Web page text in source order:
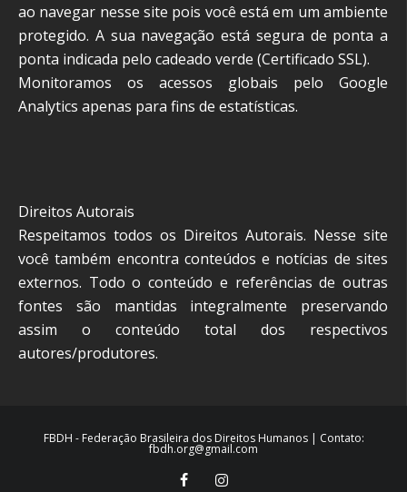
ao navegar nesse site pois você está em um ambiente
protegido. A sua navegação está segura de ponta a
ponta indicada pelo cadeado verde (Certificado SSL).
Monitoramos os acessos globais pelo Google
Analytics apenas para fins de estatísticas.
Direitos Autorais
Respeitamos todos os Direitos Autorais. Nesse site
você também encontra conteúdos e notícias de sites
externos. Todo o conteúdo e referências de outras
fontes são mantidas integralmente preservando
assim o conteúdo total dos respectivos
autores/produtores.
FBDH - Federação Brasileira dos Direitos Humanos | Contato:
fbdh.org@gmail.com